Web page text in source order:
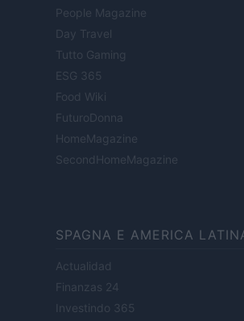
People Magazine
Day Travel
Tutto Gaming
ESG 365
Food Wiki
FuturoDonna
HomeMagazine
SecondHomeMagazine
SPAGNA E AMERICA
Actualidad
Finanzas 24
Investindo 365